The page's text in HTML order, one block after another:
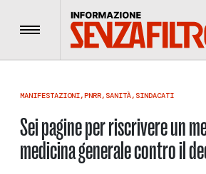
Menu
MANIFESTAZIONI,PNRR, SANITÀ, SINDACATI
Sei pagine per riscrivere un
medicina generale contro il